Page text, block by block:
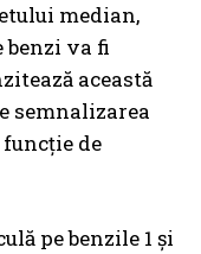
median,
va fi
această
semnalizarea
de
pe benzile 1 și